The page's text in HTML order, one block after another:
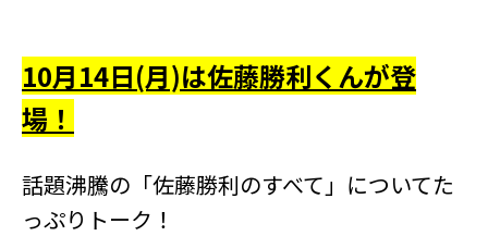
10月14日(月)は佐藤勝利くんが登
場！
話題沸騰の「佐藤勝利のすべて」についてた
っぷりトーク！